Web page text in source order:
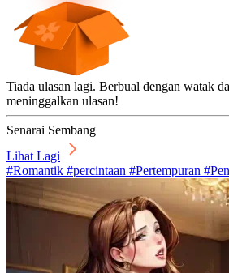
Tiada ulasan lagi. Berbual dengan watak
meninggalkan ulasan!
Senarai Sembang
Lihat Lagi
#Romantik #percintaan #Pertempuran